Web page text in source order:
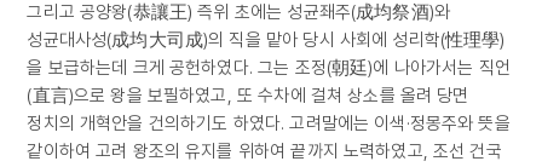
그리고 공양왕(恭讓王) 즉위 초에는 성균좨주(成均祭酒)와
성균대사성(成均大司成)의 직을 맡아 당시 사회에 성리학(性理學)
을 보급하는데 크게 공헌하였다. 그는 조정(朝廷)에 나아가서는 직언
(直言)으로 왕을 보필하였고, 또 수차에 걸쳐 상소를 올려 당면
정치의 개혁안을 건의하기도 하였다. 고려말에는 이색·정몽주와 뜻을
같이하여 고려 왕조의 유지를 위하여 끝까지 노력하였고, 조선 건국